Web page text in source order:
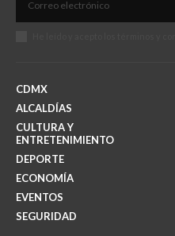
CDMX
ALCALDÍAS
CULTURA Y
ENTRETENIMIENTO
DEPORTE
ECONOMÍA
EVENTOS
SEGURIDAD